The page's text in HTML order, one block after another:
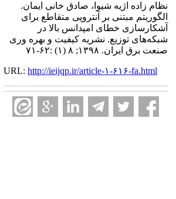
نظام زاده اژیه شیوا، صادق خانی ایمان.
الگوریتم مبتنی بر آنتروپی متقاطع برای
آشکارسازی خطای امپدانس بالا در
شبکه‌های توزیع. نشریه کیفیت و بهره وری
صنعت برق ایران. ۱۳۹۸; ۸ (۱) :۶۲-۷۱
URL: http://ieijqp.ir/article-۱-۶۱۶-fa.html